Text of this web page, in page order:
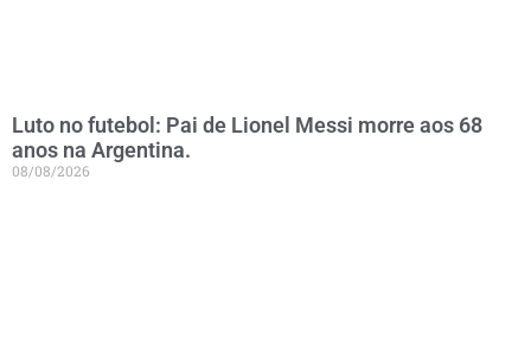
Luto no futebol: Pai de Lionel Messi morre aos 68
anos na Argentina.
08/08/2026